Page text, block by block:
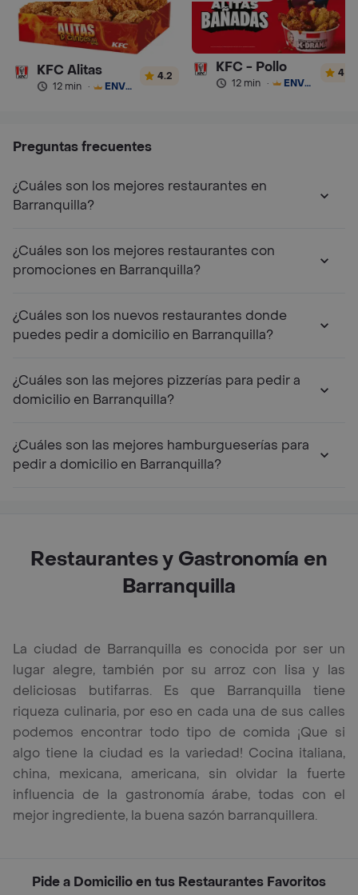
KFC Alitas
12 min · ENVÍO GRATIS
4.2
KFC - Pollo
12 min · ENVÍO GRATIS
4
Preguntas frecuentes
¿Cuáles son los mejores restaurantes en
Barranquilla?
¿Cuáles son los mejores restaurantes con
promociones en Barranquilla?
¿Cuáles son los nuevos restaurantes donde
puedes pedir a domicilio en Barranquilla?
¿Cuáles son las mejores pizzerías para pedir a
domicilio en Barranquilla?
¿Cuáles son las mejores hamburgueserías para
pedir a domicilio en Barranquilla?
Restaurantes y Gastronomía en
Barranquilla
La ciudad de Barranquilla es conocida por ser un
lugar alegre, también por su arroz con lisa y las
deliciosas butifarras. Es que Barranquilla tiene
riqueza culinaria, por eso en cada una de sus calles
podemos encontrar todo tipo de comida ¡Que si
algo tiene la ciudad es la variedad! Cocina italiana,
china, mexicana, americana, sin olvidar la fuerte
influencia de la gastronomía árabe, todas con el
mejor ingrediente, la buena sazón barranquillera.
Pide a Domicilio en tus Restaurantes Favoritos